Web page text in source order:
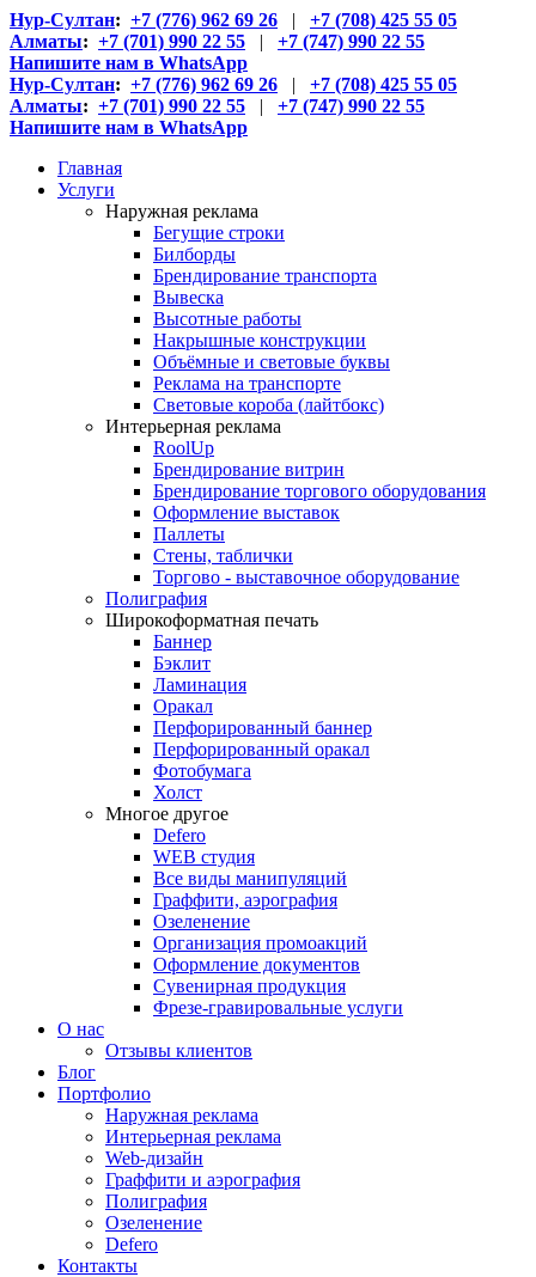
Нур-Султан: +7 (776) 962 69 26 | +7 (708) 425 55 05
Алматы: +7 (701) 990 22 55 | +7 (747) 990 22 55
Напишите нам в WhatsApp
Нур-Султан: +7 (776) 962 69 26 | +7 (708) 425 55 05
Алматы: +7 (701) 990 22 55 | +7 (747) 990 22 55
Напишите нам в WhatsApp
Главная
Услуги
Наружная реклама
Бегущие строки
Билборды
Брендирование транспорта
Вывеска
Высотные работы
Накрышные конструкции
Объёмные и световые буквы
Реклама на транспорте
Световые короба (лайтбокс)
Интерьерная реклама
RoolUp
Брендирование витрин
Брендирование торгового оборудования
Оформление выставок
Паллеты
Стены, таблички
Торгово - выставочное оборудование
Полиграфия
Широкоформатная печать
Баннер
Бэклит
Ламинация
Оракал
Перфорированный баннер
Перфорированный оракал
Фотобумага
Холст
Многое другое
Defero
WEB студия
Все виды манипуляций
Граффити, аэрография
Озеленение
Организация промоакций
Оформление документов
Сувенирная продукция
Фрезе-гравировальные услуги
О нас
Отзывы клиентов
Блог
Портфолио
Наружная реклама
Интерьерная реклама
Web-дизайн
Граффити и аэрография
Полиграфия
Озеленение
Defero
Контакты